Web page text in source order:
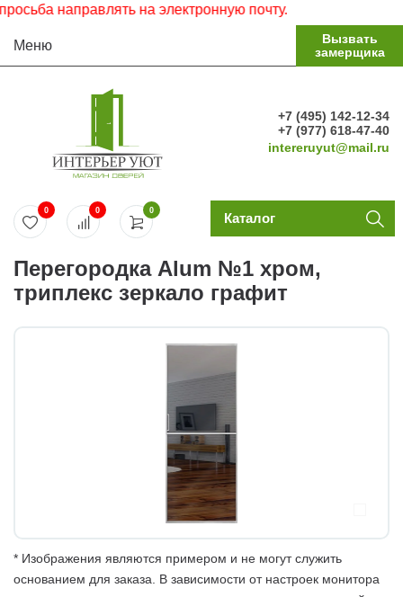
направлять на электронную почту.
Меню
Вызвать
замерщика
+7 (495) 142-12-34
+7 (977) 618-47-40
intereruyut@mail.ru
0
0 0 Каталог
Перегородка Alum №1 хром,
триплекс зеркало графит
* Изображения являются примером и не могут служить
основанием для заказа. В зависимости от настроек монитора